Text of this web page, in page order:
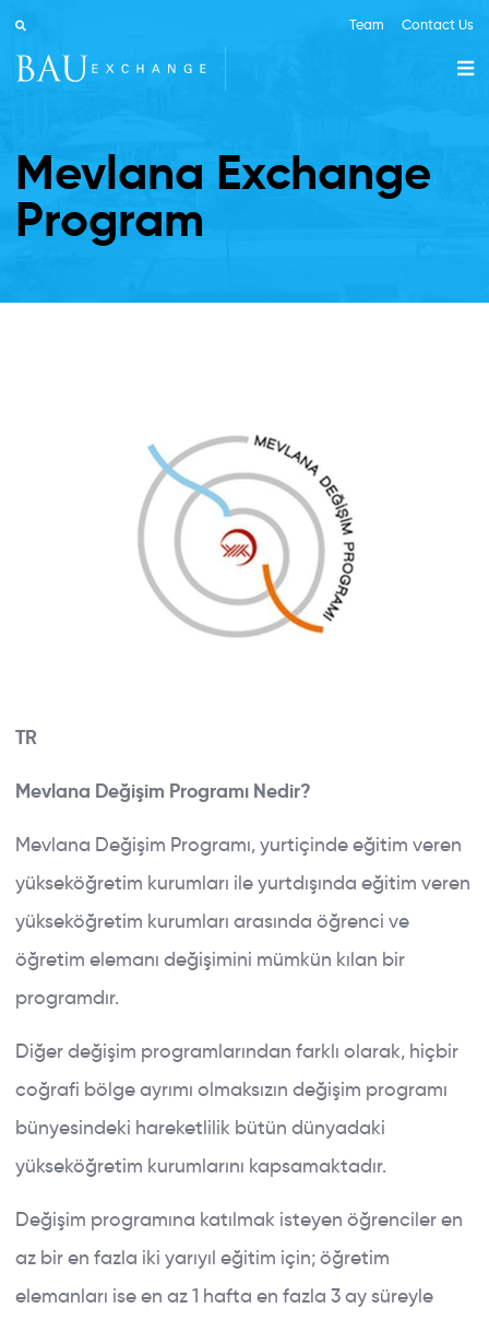
Team Contact Us
Mevlana Exchange
Program
TR
Mevlana Değişim Programı Nedir?
Mevlana Değişim Programı, yurtiçinde eğitim veren
yükseköğretim kurumları ile yurtdışında eğitim veren
yükseköğretim kurumları arasında öğrenci ve
öğretim elemanı değişimini mümkün kılan bir
programdır.
Diğer değişim programlarından farklı olarak, hiçbir
coğrafi bölge ayrımı olmaksızın değişim programı
bünyesindeki hareketlilik bütün dünyadaki
yükseköğretim kurumlarını kapsamaktadır.
Değişim programına katılmak isteyen öğrenciler en
az bir en fazla iki yarıyıl eğitim için; öğretim
elemanları ise en az 1 hafta en fazla 3 ay süreyle